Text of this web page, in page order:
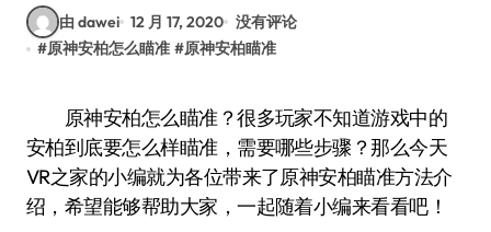
由 dawei 12 月 17, 2020 没有评论
#原神安柏怎么瞄准 #原神安柏瞄准
原神安柏怎么瞄准？很多玩家不知道游戏中的
安柏到底要怎么样瞄准，需要哪些步骤？那么今天
VR之家的小编就为各位带来了原神安柏瞄准方法介
绍，希望能够帮助大家，一起随着小编来看看吧！